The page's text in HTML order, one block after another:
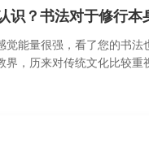
识？书法对于修行本
能量很强，看了您的书法
，历来对传统文化比较重